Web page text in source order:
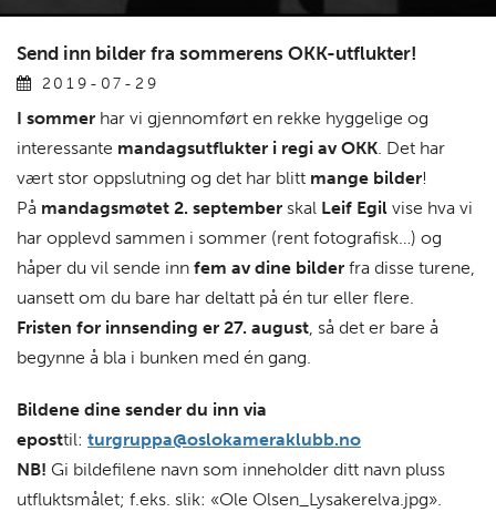
Send inn bilder fra sommerens OKK-utflukter!
2019-07-29
I sommer har vi gjennomført en rekke hyggelige og
interessante mandagsutflukter i regi av OKK. Det har
vært stor oppslutning og det har blitt mange bilder!
På mandagsmøtet 2. september skal Leif Egil vise hva vi
har opplevd sammen i sommer (rent fotografisk…) og
håper du vil sende inn fem av dine bilder fra disse turene,
uansett om du bare har deltatt på én tur eller flere.
Fristen for innsending er 27. august, så det er bare å
begynne å bla i bunken med én gang.
Bildene dine sender du inn via
eposttil: turgruppa@oslokameraklubb.no
NB! Gi bildefilene navn som inneholder ditt navn pluss
utfluktsmålet; f.eks. slik: «Ole Olsen_Lysakerelva.jpg».